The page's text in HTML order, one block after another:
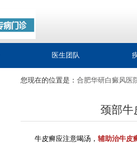
医生团队
您现在的位置是： 合肥华研白癜风医
颈部牛
牛皮癣应注意喝汤， 辅助治牛皮